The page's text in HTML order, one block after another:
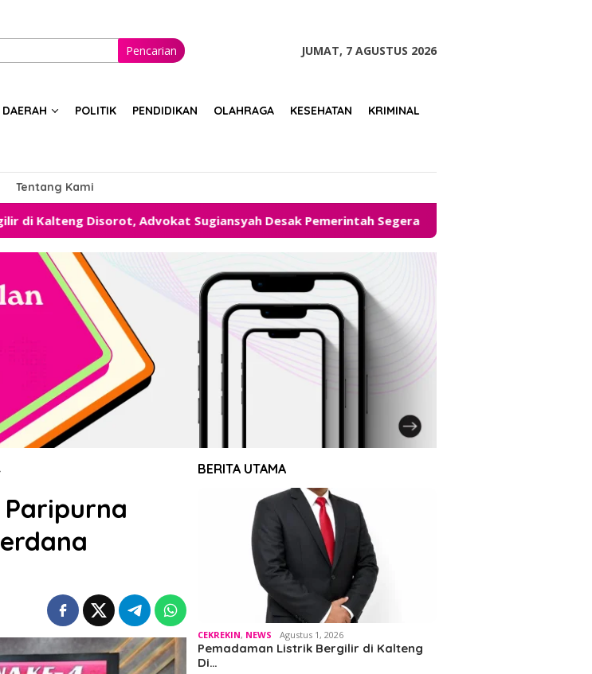
Pencarian JUMAT, 7 AGUSTUS 2026
POLITIK PENDIDIKAN OLAHRAGA KESEHATAN KRIMINAL
Tentang Kami
Advokat Sugiansyah Desak Pemerintah Segera Hadirkan Solusi
Paripurna
BERITA UTAMA
CEKREKIN, NEWS Agustus 1, 2026
Pemadaman Listrik Bergilir di Kalteng
Di…